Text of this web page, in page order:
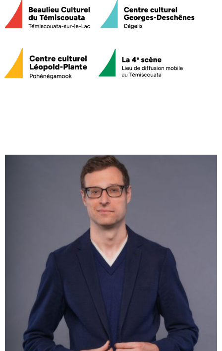
Nouvelles
Chèque-cadeau
Devenir membre
direction@les4scenes.com